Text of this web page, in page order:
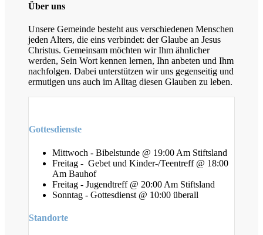
Über uns
Unsere Gemeinde besteht aus verschiedenen Menschen
jeden Alters, die eins verbindet: der Glaube an Jesus
Christus. Gemeinsam möchten wir Ihm ähnlicher
werden, Sein Wort kennen lernen, Ihn anbeten und Ihm
nachfolgen. Dabei unterstützen wir uns gegenseitig und
ermutigen uns auch im Alltag diesen Glauben zu leben.
Gottesdienste
Mittwoch - Bibelstunde @ 19:00 Am Stiftsland
Freitag - Gebet und Kinder-/Teentreff @ 18:00
Am Bauhof
Freitag - Jugendtreff @ 20:00 Am Stiftsland
Sonntag - Gottesdienst @ 10:00 überall
Standorte